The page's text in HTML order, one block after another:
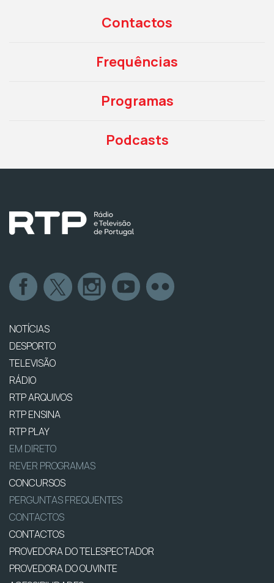
Contactos
Frequências
Programas
Podcasts
NOTÍCIAS
DESPORTO
TELEVISÃO
RÁDIO
RTP ARQUIVOS
RTP ENSINA
RTP PLAY
EM DIRETO
REVER PROGRAMAS
CONCURSOS
PERGUNTAS FREQUENTES
CONTACTOS
CONTACTOS
PROVEDORA DO TELESPECTADOR
PROVEDORA DO OUVINTE